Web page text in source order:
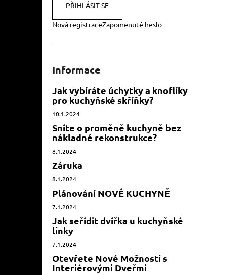
PŘIHLÁSIT SE
Nová registraceZapomenuté heslo
Informace
Jak vybíráte úchytky a knoflíky
pro kuchyňské skříňky?
10.1.2024
Sníte o proměně kuchyně bez
nákladné rekonstrukce?
8.1.2024
Záruka
8.1.2024
Plánování NOVÉ KUCHYNĚ
7.1.2024
Jak seřídit dvířka u kuchyňské
linky
7.1.2024
Otevřete Nové Možnosti s
Interiérovými Dveřmi